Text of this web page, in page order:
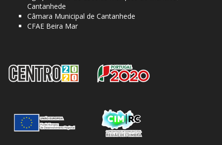
Cantanhede
Câmara Municipal de Cantanhede
CFAE Beira Mar